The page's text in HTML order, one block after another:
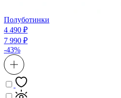
Полуботинки
4 490 ₽
7 990 ₽
-43%